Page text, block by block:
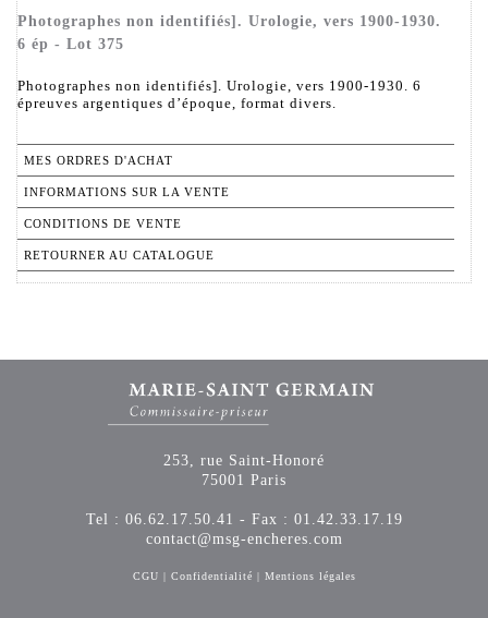
Photographes non identifiés]. Urologie, vers 1900-1930.
6 ép - Lot 375
Photographes non identifiés]. Urologie, vers 1900-1930. 6
épreuves argentiques d’époque, format divers.
MES ORDRES D'ACHAT
INFORMATIONS SUR LA VENTE
CONDITIONS DE VENTE
RETOURNER AU CATALOGUE
253, rue Saint-Honoré
75001 Paris
Tel : 06.62.17.50.41 - Fax : 01.42.33.17.19
contact@msg-encheres.com
CGU | Confidentialité | Mentions légales